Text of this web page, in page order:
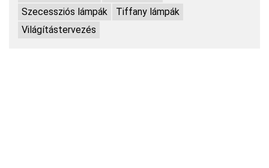
Szecessziós lámpák
Tiffany lámpák
Világítástervezés